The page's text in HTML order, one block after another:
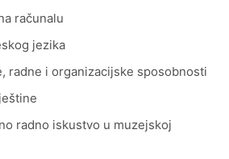
računalu
jezika
radne i organizacijske sposobnosti
radno iskustvo u muzejskoj